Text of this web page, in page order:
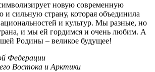
новую современную
сильную страну, которая объединила
и культур. Мы разные, но
и мы ей гордимся и очень любим. А
Родины – великое будущее!
Федерации
Востока и Арктики